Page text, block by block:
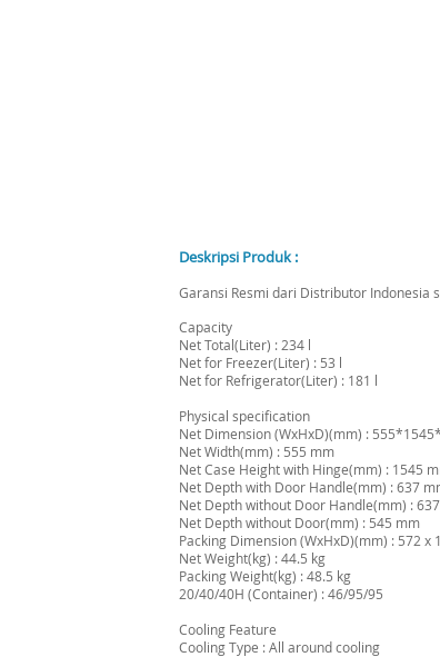
Deskripsi Produk :
Garansi Resmi dari Distributor Indonesia
Capacity
Net Total(Liter) : 234 l
Net for Freezer(Liter) : 53 l
Net for Refrigerator(Liter) : 181 l
Physical specification
Net Dimension (WxHxD)(mm) :
Net Width(mm) : 555 mm
Net Case Height with Hinge(mm) : 1545
Net Depth with Door Handle(mm) : 637
Net Depth without Door Handle(mm) :
Net Depth without Door(mm) : 545 mm
Packing Dimension (WxHxD)(mm) : 572 x
Net Weight(kg) : 44.5 kg
Packing Weight(kg) : 48.5 kg
20/40/40H (Container) : 46/95/95
Cooling Feature
Cooling Type : All around cooling